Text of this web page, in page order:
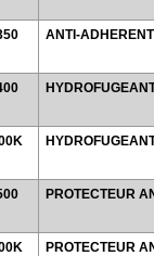
ANTI-
PROTECTEUR
PROTECTEUR